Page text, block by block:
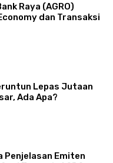
Raya (AGRO)
dan Transaksi
Lepas Jutaan
Ada Apa?
Penjelasan Emiten